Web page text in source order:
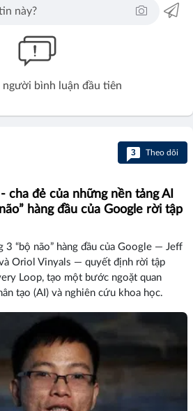
người bình luận đầu tiên
3 Theo dõi
cha đẻ của những nền tảng AI
hàng đầu của Google rời tập
3 “bộ não” hàng đầu của Google — Jeff
và Oriol Vinyals — quyết định rời tập
Loop, tạo một bước ngoặt quan
tạo (AI) và nghiên cứu khoa học.